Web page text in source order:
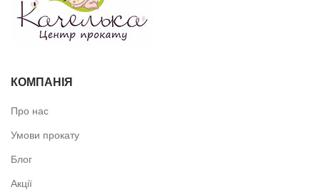
КОМПАНІЯ
Про нас
Умови прокату
Блог
Акції